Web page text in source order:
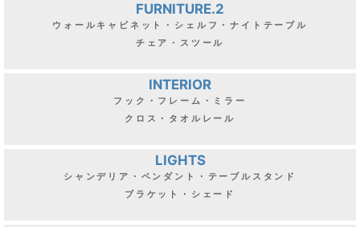
FURNITURE.2
ウォールキャビネット・シェルフ・ナイトテーブル
チェア・スツール
INTERIOR
フック・フレーム・ミラー
クロス・タオルレール
LIGHTS
シャンデリア・ペンダント・テーブルスタンド
ブラケット・シェード